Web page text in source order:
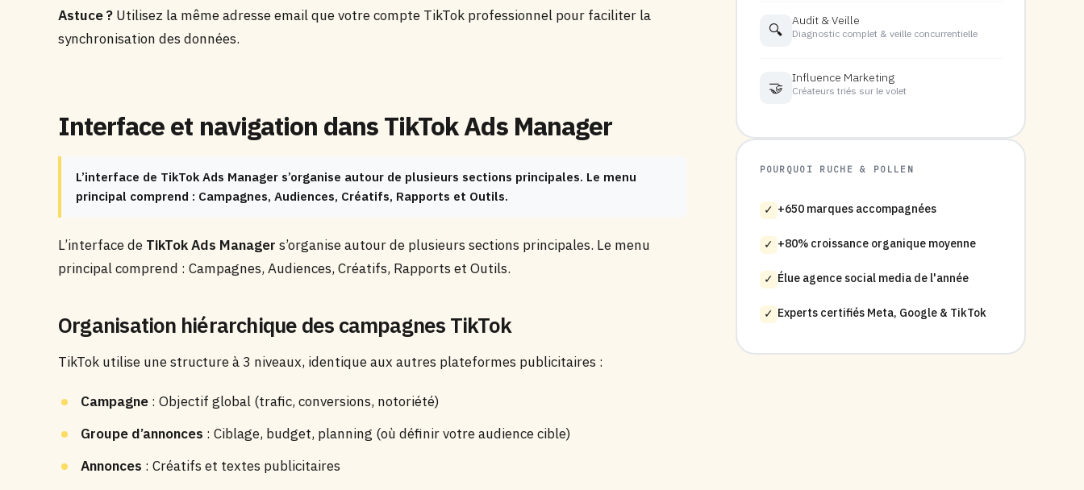
Astuce ? Utilisez la même adresse email que votre compte TikTok professionnel pour faciliter la
synchronisation des données.
Interface et navigation dans TikTok Ads Manager
L’interface de TikTok Ads Manager s’organise autour de plusieurs sections principales. Le menu
principal comprend : Campagnes, Audiences, Créatifs, Rapports et Outils.
L’interface de TikTok Ads Manager s’organise autour de plusieurs sections principales. Le menu
principal comprend : Campagnes, Audiences, Créatifs, Rapports et Outils.
Organisation hiérarchique des campagnes TikTok
TikTok utilise une structure à 3 niveaux, identique aux autres plateformes publicitaires :
Campagne : Objectif global (trafic, conversions, notoriété)
Groupe d’annonces : Ciblage, budget, planning (où définir votre audience cible)
Annonces : Créatifs et textes publicitaires
🔍
Audit & Veille
Diagnostic complet & veille concurrentielle
🤝
Influence Marketing
Créateurs triés sur le volet
POURQUOI RUCHE & POLLEN
✓ +650 marques accompagnées
✓ +80% croissance organique moyenne
✓ Élue agence social media de l'année
✓ Experts certifiés Meta, Google & TikTok